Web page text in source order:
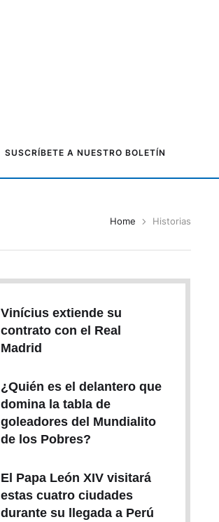
SUSCRÍBETE A NUESTRO BOLETÍN
Home Historias
Vinícius extiende su
contrato con el Real
Madrid
¿Quién es el delantero que
domina la tabla de
goleadores del Mundialito
de los Pobres?
El Papa León XIV visitará
estas cuatro ciudades
durante su llegada a Perú